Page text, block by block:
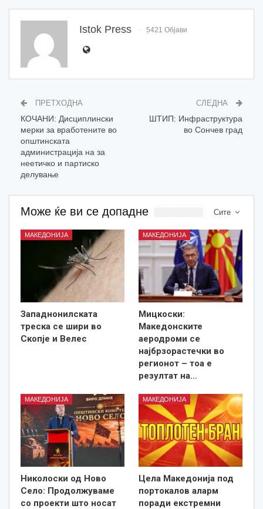
Istok Press 5421 Објави
ПРЕТХОДНА
КОЧАНИ: Дисциплински
мерки за вработените во
општинската
администрација на за
неетичко и партиско
делување
СЛЕДНА
ШТИП: Инфраструктура
во Сончев град
Сите
Може ќе ви се допадне
МАКЕДОНИЈА
Западнонилската
треска се шири во
Скопје и Велес
МАКЕДОНИЈА
Мицкоски:
Македонските
аеродроми се
најбрзорастечки во
регионот – тоа е
резултат на…
МАКЕДОНИЈА
Николоски од Ново
Село: Продолжуваме
со проекти што носат
МАКЕДОНИЈА
Цела Македонија под
портокалов аларм
поради екстремни